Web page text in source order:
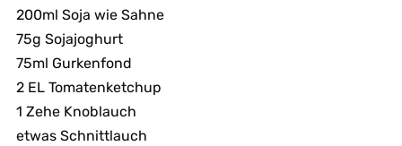
200ml Soja wie Sahne
75g Sojajoghurt
75ml Gurkenfond
2 EL Tomatenketchup
1 Zehe Knoblauch
etwas Schnittlauch